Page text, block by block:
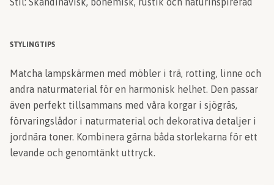
STYLINGTIPS
Matcha lampskärmen med möbler i trä, rotting, linne och
andra naturmaterial för en harmonisk helhet. Den passar
även perfekt tillsammans med våra korgar i sjögräs,
förvaringslådor i naturmaterial och dekorativa detaljer i
jordnära toner. Kombinera gärna båda storlekarna för ett
levande och genomtänkt uttryck.